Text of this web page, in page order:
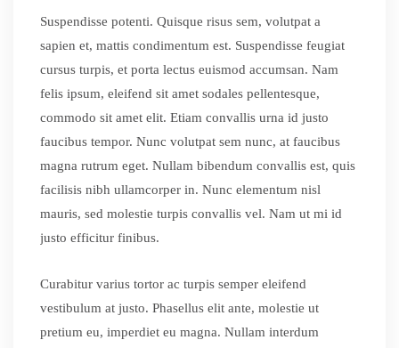
Suspendisse potenti. Quisque risus sem, volutpat a
sapien et, mattis condimentum est. Suspendisse feugiat
cursus turpis, et porta lectus euismod accumsan. Nam
felis ipsum, eleifend sit amet sodales pellentesque,
commodo sit amet elit. Etiam convallis urna id justo
faucibus tempor. Nunc volutpat sem nunc, at faucibus
magna rutrum eget. Nullam bibendum convallis est, quis
facilisis nibh ullamcorper in. Nunc elementum nisl
mauris, sed molestie turpis convallis vel. Nam ut mi id
justo efficitur finibus.
Curabitur varius tortor ac turpis semper eleifend
vestibulum at justo. Phasellus elit ante, molestie ut
pretium eu, imperdiet eu magna. Nullam interdum